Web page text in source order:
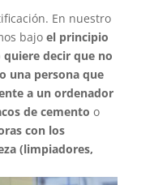
En nuestro
bajo el principio
quiere decir que no
una persona que
a un ordenador
de cemento o
con los
(limpiadores,